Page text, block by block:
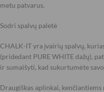
metu patvarus.
Sodri spalvų paletė
CHALK-IT yra įvairių spalvų,
(pridedant PURE WHITE dažų),
ir sumaišyti, kad sukurtumėte
Draugiškas aplinkai,